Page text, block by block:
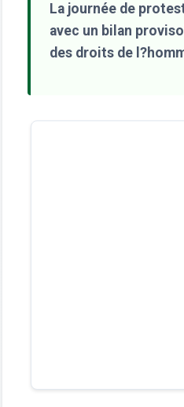
La journée de
avec un bilan
des droits de